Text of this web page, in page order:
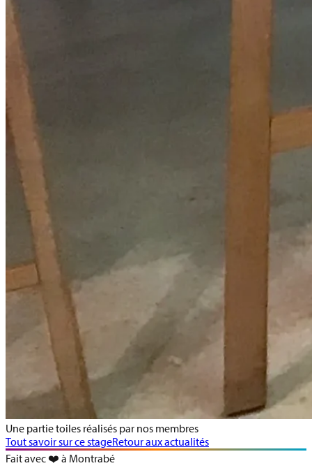
Une partie toiles réalisés par nos membres
Tout savoir sur ce stageRetour aux actualités
Fait avec ❤️ à Montrabé